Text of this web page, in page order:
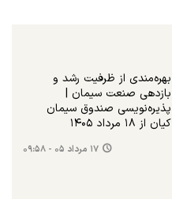
بهره‌مندی از ظرفیت رشد و
بازدهی صنعت سیمان |
پذیره‌نویسی صندوق سیمان
کیان از ۱۸ مرداد ۱۴۰۵
۱۷ مرداد ۰۵ - ۰۹:۵۸